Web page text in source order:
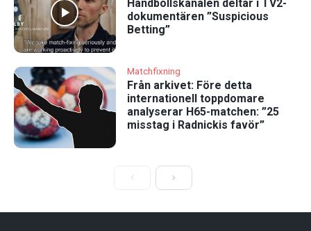
Handbollskanalen deltar i TV2-
dokumentären ”Suspicious
Betting”
Matchfixning
Från arkivet: Före detta
internationell toppdomare
analyserar H65-matchen: ”25
misstag i Radnickis favör”